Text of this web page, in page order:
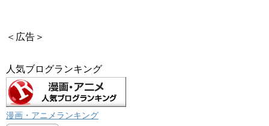
＜広告＞
人気ブログランキング
漫画・アニメランキング